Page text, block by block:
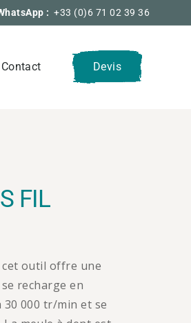
: +33 (0)6 71 02 39 36
Contact Devis
FIL
outil offre une
recharge en
30 000 tr/min et se